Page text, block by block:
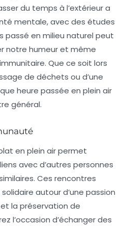
du temps à l’extérieur a
mentale, avec des études
en milieu naturel peut
notre humeur et même
Que ce soit lors
de déchets ou d’une
heure passée en plein air
général.
en plein air permet
avec d’autres personnes
Ces rencontres
solidaire autour d’une passion
la préservation de
l’occasion d’échanger des